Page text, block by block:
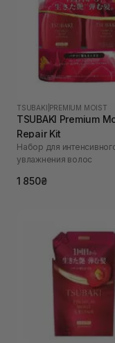
TSUBAKI PREMIUM MOIST
TSUBAKI Premium
Repair Kit
Набор для
увлажнения волос
1 850₴